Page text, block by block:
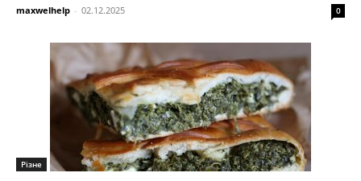
maxwelhelp - 02.12.2025 0
Різне